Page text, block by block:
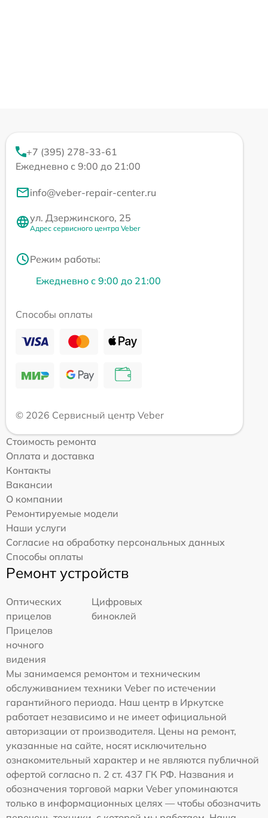
+7 (395) 278-33-61
Ежедневно с 9:00 до 21:00
info@veber-repair-center.ru
ул. Дзержинского, 25
Адрес сервисного центра Veber
Режим работы:
Ежедневно с 9:00 до 21:00
Способы оплаты
© 2026 Сервисный центр Veber
Стоимость ремонта
Оплата и доставка
Контакты
Вакансии
О компании
Ремонтируемые модели
Наши услуги
Согласие на обработку персональных данных
Способы оплаты
Ремонт устройств
Оптических
прицелов
Цифровых
биноклей
Прицелов
ночного
видения
Мы занимаемся ремонтом и техническим
обслуживанием техники Veber по истечении
гарантийного периода. Наш центр в Иркутске
работает независимо и не имеет официальной
авторизации от производителя. Цены на ремонт,
указанные на сайте, носят исключительно
ознакомительный характер и не являются публичной
офертой согласно п. 2 ст. 437 ГК РФ. Названия и
обозначения торговой марки Veber упоминаются
только в информационных целях — чтобы обозначить